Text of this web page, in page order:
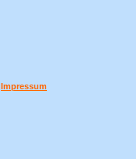
Impressum